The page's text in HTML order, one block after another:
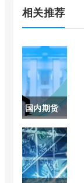
相关推荐
国内期货
有哪些品
种(国内期
货特殊品